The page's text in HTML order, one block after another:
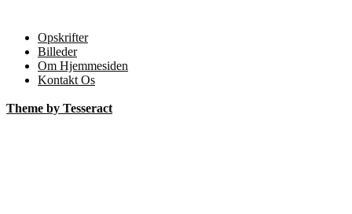
Opskrifter
Billeder
Om Hjemmesiden
Kontakt Os
Theme by Tesseract